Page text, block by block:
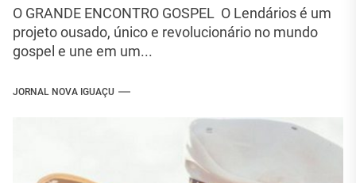
O GRANDE ENCONTRO GOSPEL O Lendários é um
projeto ousado, único e revolucionário no mundo
gospel e une em um...
JORNAL NOVA IGUAÇU